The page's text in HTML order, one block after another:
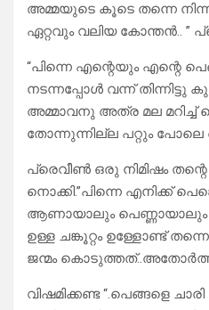
അമ്മയുടെ കൂടെ തന്നെ
ഏറ്റവും വലിയ കോന്തൻ.. ”
“പിന്നെ എന്റെയും എന്റെ
നടന്നപ്പോൾ വന്ന്
അമ്മാവനു അത്ര മല മറിച്ച്
തോന്നുന്നില്ല പറ്റും പോലെ
പ്രെവീൺ ഒരു നിമിഷം
നൊക്കി.”പിന്നെ എനിക്ക്
ആണായാലും പെണ്ണായാലും
ഉള്ള ചങ്കൂറ്റം ഉള്ളോണ്ട്
ജന്മം
വിഷമിക്കണ്ട “.പെങ്ങളെ